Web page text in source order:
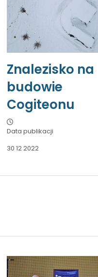
Znalezisko na
budowie
Cogiteonu
Data publikacji
30 12 2022